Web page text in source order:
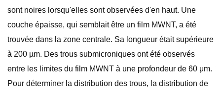
sont noires lorsqu'elles sont observées d'en haut. Une
couche épaisse, qui semblait être un film MWNT, a été
trouvée dans la zone centrale. Sa longueur était supérieure
à 200 µm. Des trous submicroniques ont été observés
entre les limites du film MWNT à une profondeur de 60 μm.
Pour déterminer la distribution des trous, la distribution de